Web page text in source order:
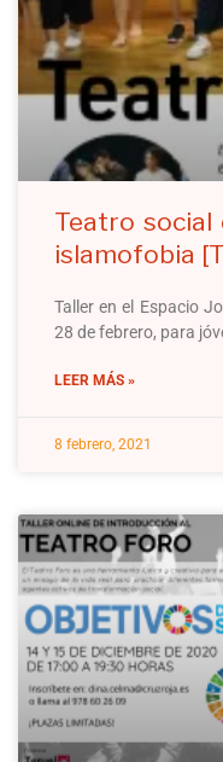
Teatro social
islamofobia
Taller en el Espacio
28 de febrero, para
LEER MÁS »
8 febrero, 2021